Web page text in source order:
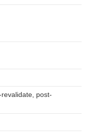
post-